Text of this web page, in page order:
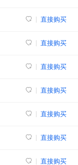
直接购买
直接购买
直接购买
直接购买
直接购买
直接购买
直接购买